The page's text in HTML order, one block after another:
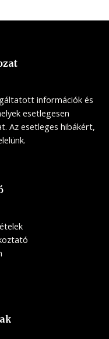
információk és
esetlegesen
Az esetleges hibákért,